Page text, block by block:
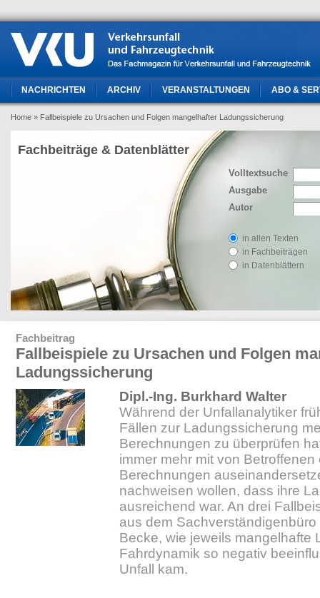
NACHRICHTEN ARCHIV VERANSTALTUNGEN ABO &
Home » Fallbeispiele zu Ursachen und Folgen mangelhafter Ladungssicherung
Volltextsuche
Ausgabe
Autor
in allen Texten
in Fachbeiträgen
in Datenblättern
Fachbeiträge & Datenblätter
Fachbeitrag
Fallbeispiele zu Ursachen und Folgen
Ladungssicherung
Dipl.-Ing. Burkhard Walter
Während der Unfallanalytiker
Fällen zur Ladungssicherung
Berechnungen zu überprüfen
immer mehr mit von
Berechnungen
nachweisen wollen, dass ihre
ausreichend war. An drei
aus dem
Becke, wie jeweils mangelhafte
Fahrdynamik so negativ
Unfall kam.